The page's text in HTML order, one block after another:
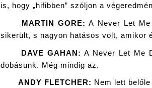
is, hogy „hifibben” szóljon a
MARTIN GORE: A Never Let
sikerült, s nagyon hatásos volt, amikor
DAVE GAHAN: A Never Let Me
dobásunk. Még mindig az.
ANDY FLETCHER: Nem lett